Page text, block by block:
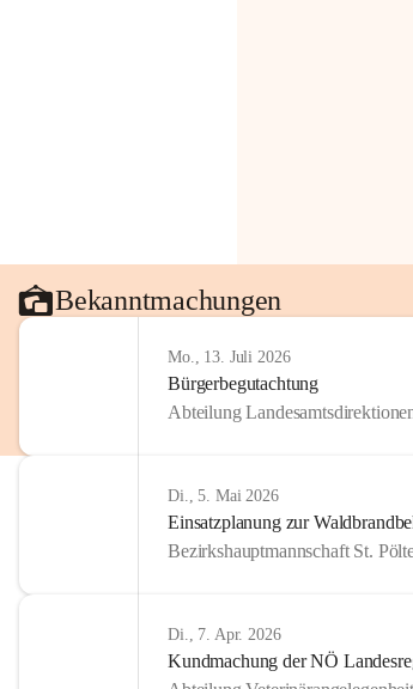
Bekanntmachungen
Mo., 13. Juli 2026
Bürgerbegutachtung
Abteilung
Di., 5. Mai 2026
Einsatzplanung zur
Bezirkshauptmannschaft St.
Di., 7. Apr. 2026
Kundmachung der NÖ